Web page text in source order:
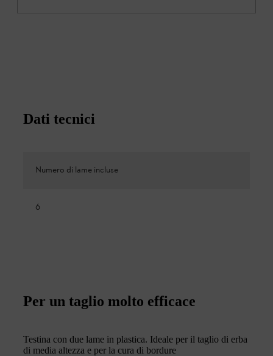
Dati tecnici
Numero di lame incluse
6
Per un taglio molto efficace
Testina con due lame in plastica. Ideale per il taglio di erba
di media altezza e per la cura di bordure